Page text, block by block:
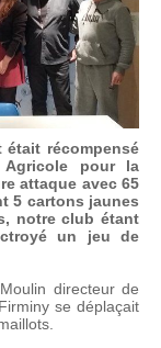
était récompensé
pour la
attaque avec 65
5 cartons jaunes
notre club étant
un jeu de
directeur de
se déplaçait